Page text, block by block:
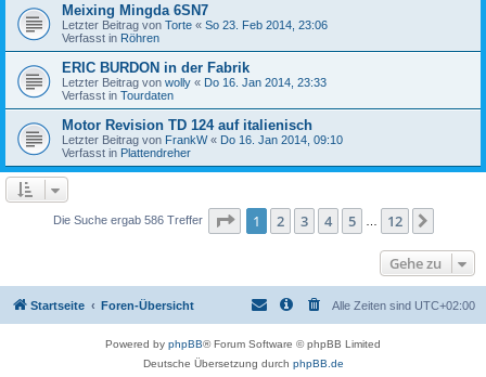
Meixing Mingda 6SN7
Letzter Beitrag von Torte « So 23. Feb 2014, 23:06
Verfasst in Röhren
ERIC BURDON in der Fabrik
Letzter Beitrag von wolly « Do 16. Jan 2014, 23:33
Verfasst in Tourdaten
Motor Revision TD 124 auf italienisch
Letzter Beitrag von FrankW« Do 16. Jan 2014, 09:10
Verfasst in Plattendreher
Die Suche ergab 586 Treffer Seite 1von 12
1 2 3 4 5 12
Gehe zu
Startseite Foren-Übersicht Alle Zeiten sind UTC+02:00
Powered by phpBB® Forum Software © phpBB Limited
Deutsche Übersetzung durch phpBB.de